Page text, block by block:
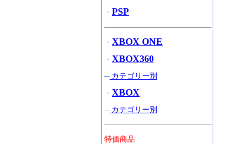
・ PSP
・ XBOX ONE
・ XBOX360
─カテゴリー別
・ XBOX
─カテゴリー別
特価商品